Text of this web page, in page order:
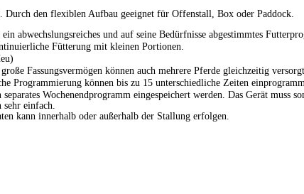
Durch den flexiblen Aufbau geeignet für Offenstall, Box oder Paddock.
abwechslungsreiches und auf seine Bedürfnisse abgestimmtes
Fütterung mit kleinen Portionen.
Fassungsvermögen können auch mehrere Pferde gleichzeitig versorgt
Programmierung können bis zu 15 unterschiedliche Zeiten
Wochenendprogramm eingespeichert werden. Das Gerät muss
einfach.
kann innerhalb oder außerhalb der Stallung erfolgen.